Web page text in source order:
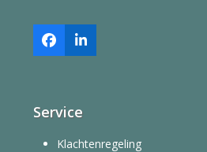
FacebookLinkedIn
Service
Klachtenregeling